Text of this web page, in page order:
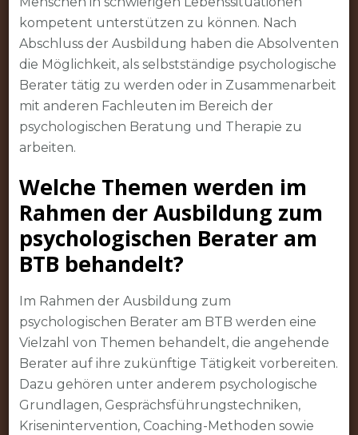
kompetent unterstützen zu können. Nach
Abschluss der Ausbildung haben die Absolventen
die Möglichkeit, als selbstständige psychologische
Berater tätig zu werden oder in Zusammenarbeit
mit anderen Fachleuten im Bereich der
psychologischen Beratung und Therapie zu
arbeiten.
Welche Themen werden im
Rahmen der Ausbildung zum
psychologischen Berater am
BTB behandelt?
Im Rahmen der Ausbildung zum
psychologischen Berater am BTB werden eine
Vielzahl von Themen behandelt, die angehende
Berater auf ihre zukünftige Tätigkeit vorbereiten.
Dazu gehören unter anderem psychologische
Grundlagen, Gesprächsführungstechniken,
Krisenintervention, Coaching-Methoden sowie